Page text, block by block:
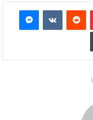
بينتيريست
ماسنجر
طباعة